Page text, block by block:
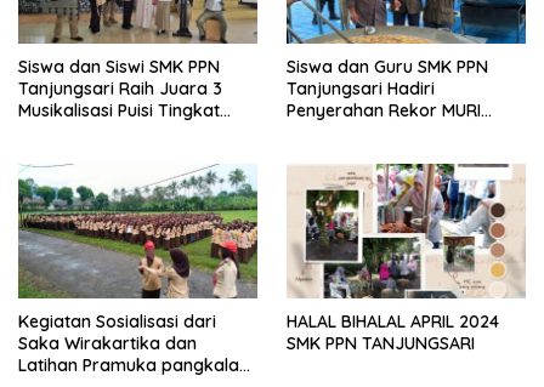
Siswa dan Siswi SMK PPN
Tanjungsari Raih Juara 3
Musikalisasi Puisi Tingkat
Siswa dan Guru SMK PPN
Tanjungsari Hadiri
Penyerahan Rekor MURI
Bersama Bobon Santoso
Kegiatan Sosialisasi dari
Saka Wirakartika dan
Latihan Pramuka pangkalan
HALAL BIHALAL APRIL 2024
SMK PPN TANJUNGSARI